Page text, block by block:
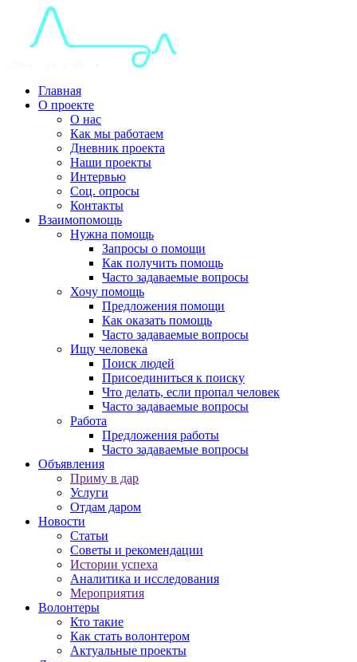
Главная
О проекте
О нас
Как мы работаем
Дневник проекта
Наши проекты
Интервью
Соц. опросы
Контакты
Взаимопомощь
Нужна помощь
Запросы о помощи
Как получить помощь
Часто задаваемые вопросы
Хочу помощь
Предложения помощи
Как оказать помощь
Часто задаваемые вопросы
Ищу человека
Поиск людей
Присоединиться к поиску
Что делать, если пропал человек
Часто задаваемые вопросы
Работа
Предложения работы
Часто задаваемые вопросы
Объявления
Приму в дар
Услуги
Отдам даром
Новости
Статьи
Советы и рекомендации
Истории успеха
Аналитика и исследования
Мероприятия
Волонтеры
Кто такие
Как стать волонтером
Актуальные проекты